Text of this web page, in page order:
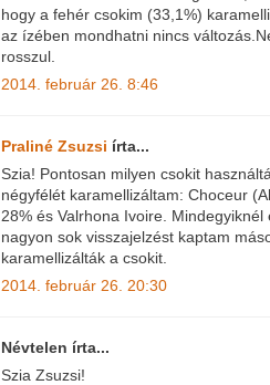
hogy a fehér csokim (33,1%)
az ízében mondhatni nincs
rosszul.
2014. február 26. 8:46
Praliné Zsuzsi írta...
Szia! Pontosan milyen csokit
négyfélét karamellizáltam: Choceur
28% és Valrhona Ivoire.
nagyon sok visszajelzést kaptam
karamellizálták a csokit.
2014. február 26. 20:30
Névtelen írta...
Szia Zsuzsi!